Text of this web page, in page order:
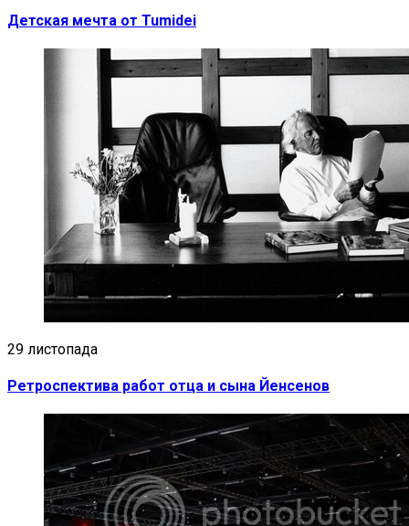
Детская мечта от Tumidei
29 листопада
Ретроспектива работ отца и сына Йенсенов